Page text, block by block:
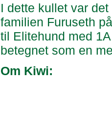
I dette kullet var
familien Furuseth
til Elitehund med
betegnet som en
Om Kiwi: